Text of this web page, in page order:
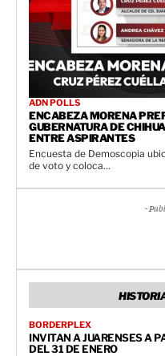
ADN POLLS
ENCABEZA MORENA
GUBERNATURA DE
ENTRE ASPIRANTES
Encuesta de Demoscopia
de voto y coloca...
-
BORDERPLEX
INVITAN A JUARENSES A
DEL 31 DE ENERO